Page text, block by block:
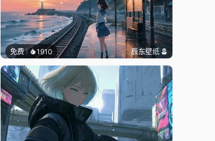
免费 1910 辰东壁纸